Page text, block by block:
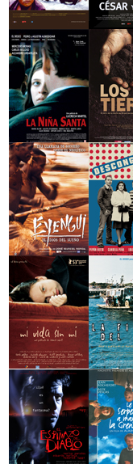
>Caravan >César
>La niña santa >Los
>Eyengui, El Dios
del sueño
>Mi vida sin mi >La